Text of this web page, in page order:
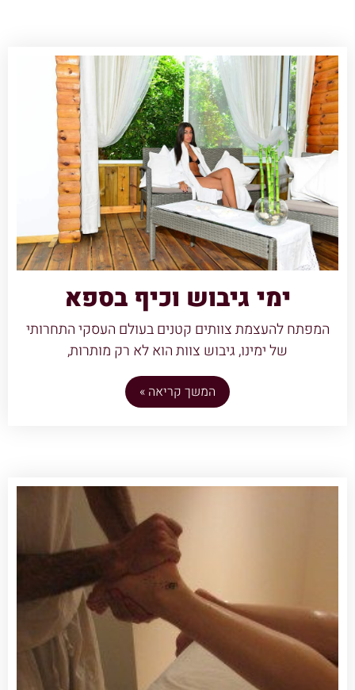
ימי גיבוש וכיף בספא
המפתח להעצמת צוותים קטנים בעולם העסקי התחרותי
של ימינו, גיבוש צוות הוא לא רק מותרות,
המשך קריאה »